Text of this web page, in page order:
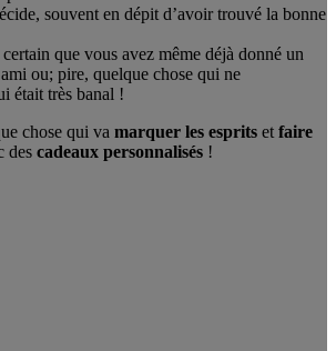
souvent en dépit d’avoir trouvé la bonne
que vous avez même déjà donné un
ou; pire, quelque chose qui ne
était très banal !
chose qui va marquer les esprits et faire
des cadeaux personnalisés !